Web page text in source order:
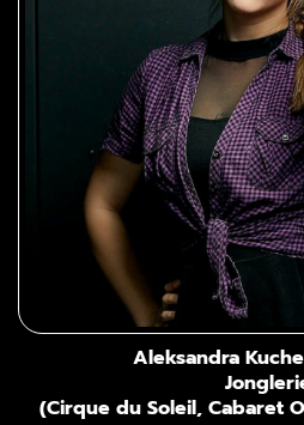
Aleksandra
(Cirque du Soleil, Cabaret